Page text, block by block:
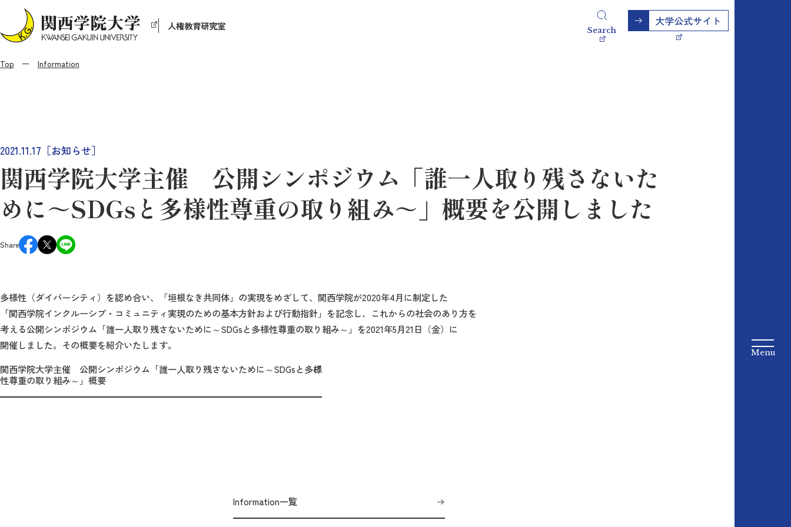
人権教育研究室 Search
Top Information
2021.11.17［お知らせ］
関西学院大学主催 公開シンポジウム「誰一人取り残さないた
めに～SDGsと多様性尊重の取り組み～」概要を公開しました
Share
多様性（ダイバーシティ）を認め合い、「垣根なき共同体」の実現をめざして、関西学院が2020年4月に制定した
「関西学院インクルーシブ・コミュニティ実現のための基本方針および行動指針」を記念し、これからの社会のあり方を
考える公開シンポジウム「誰一人取り残さないために～SDGsと多様性尊重の取り組み～」を2021年5月21日（金）に
開催しました。その概要を紹介いたします。
関西学院大学主催 公開シンポジウム「誰一人取り残さないために～SDGsと多様
性尊重の取り組み～」概要
Information一覧